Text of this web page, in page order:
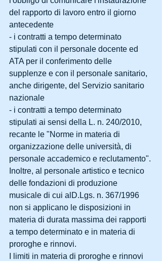
del rapporto di lavoro entro il giorno
antecedente
- i contratti a tempo determinato
stipulati con il personale docente ed
ATA per il conferimento delle
supplenze e con il personale sanitario,
anche dirigente, del Servizio sanitario
nazionale
- i contratti a tempo determinato
stipulati ai sensi della L. n. 240/2010,
recante le "Norme in materia di
organizzazione delle università, di
personale accademico e reclutamento".
Inoltre, al personale artistico e tecnico
delle fondazioni di produzione
musicale di cui alD.Lgs. n. 367/1996
non si applicano le disposizioni in
materia di durata massima dei rapporti
a tempo determinato e in materia di
proroghe e rinnovi.
I limiti in materia di proroghe e rinnovi